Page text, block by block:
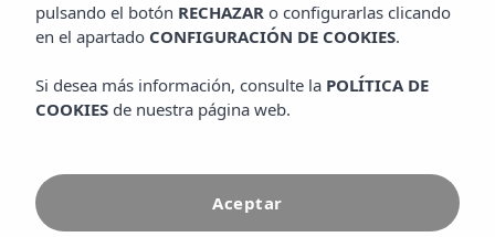
pulsando el botón RECHAZAR o configurarlas clicando
en el apartado CONFIGURACIÓN DE COOKIES.
Si desea más información, consulte la POLÍTICA DE
COOKIES de nuestra página web.
Aceptar